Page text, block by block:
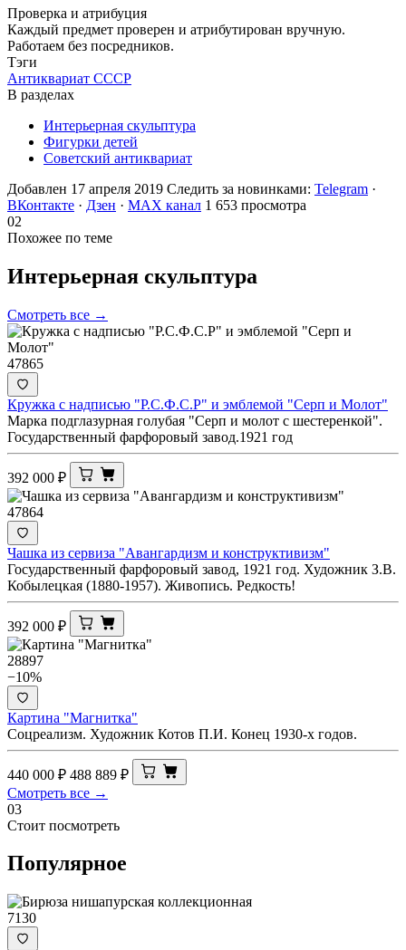
Проверка и атрибуция
Каждый предмет проверен и атрибутирован вручную.
Работаем без посредников.
Тэги
Антиквариат СССР
В разделах
Интерьерная скульптура
Фигурки детей
Советский антиквариат
Добавлен 17 апреля 2019 Следить за новинками: Telegram ·
ВКонтакте · Дзен · MAX канал 1 653 просмотра
02
Похожее по теме
Интерьерная скульптура
Смотреть все →
47865
Кружка с надписью "Р.С.Ф.С.Р" и эмблемой "Серп и Молот"
Марка подглазурная голубая "Серп и молот с шестеренкой".
Государственный фарфоровый завод.1921 год
392 000 ₽
47864
Чашка из сервиза "Авангардизм и конструктивизм"
Государственный фарфоровый завод, 1921 год. Художник З.В.
Кобылецкая (1880-1957). Живопись. Редкость!
392 000 ₽
28897
−10%
Картина "Магнитка"
Соцреализм. Художник Котов П.И. Конец 1930-х годов.
440 000 ₽ 488 889 ₽
Смотреть все →
03
Стоит посмотреть
Популярное
7130